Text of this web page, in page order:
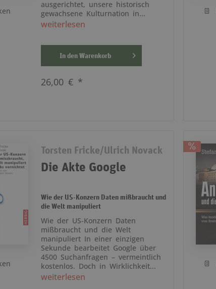
ausgerichtet, unsere historisch
gewachsene Kulturnation in...
weiterlesen
In denWarenkorb
26,00 € *
Torsten Fricke/Ulrich Novack
Die Akte Google
Wie der US-Konzern Daten mißbraucht und
die Welt manipuliert
Wie der US-Konzern Daten
mißbraucht und die Welt
manipuliert In einer einzigen
Sekunde bearbeitet Google über
4500 Suchanfragen – vermeintlich
kostenlos. Doch in Wirklichkeit...
weiterlesen